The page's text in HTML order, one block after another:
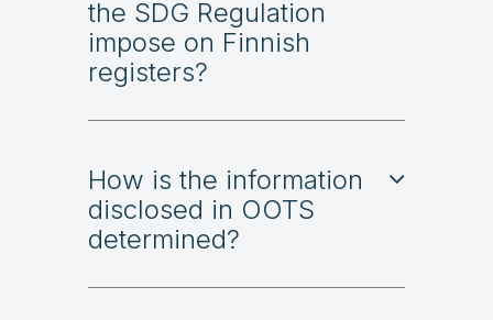
the SDG Regulation
impose on Finnish
registers?
How is the information
disclosed in OOTS
determined?